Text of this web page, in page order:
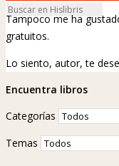
Tampoco me ha
gratuitos.
Lo siento, autor, te
Encuentra libros
Categorías
Temas